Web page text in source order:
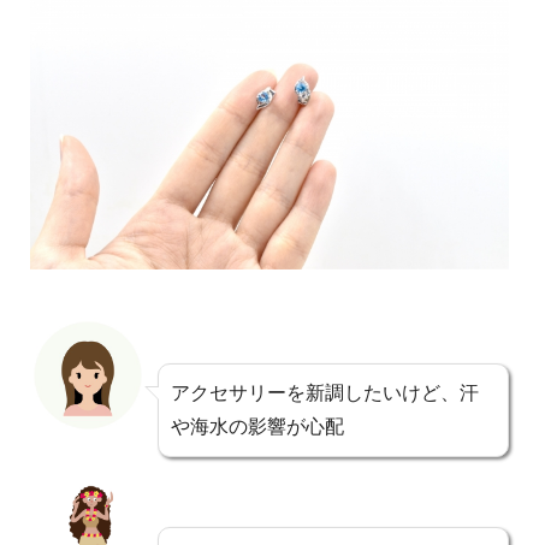
アクセサリーを新調したいけど、汗
や海水の影響が心配